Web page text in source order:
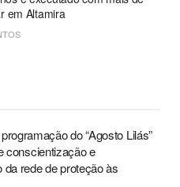
em Altamira
do “Agosto Lilás”
conscientização e
da rede de proteção às